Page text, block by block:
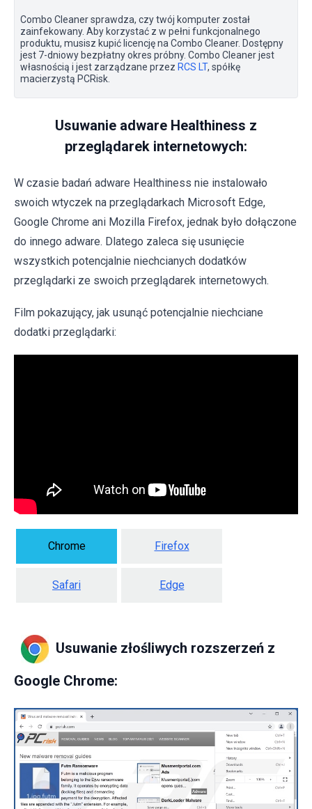
Combo Cleaner sprawdza, czy twój komputer został
zainfekowany. Aby korzystać z w pełni funkcjonalnego
produktu, musisz kupić licencję na Combo Cleaner. Dostępny
jest 7-dniowy bezpłatny okres próbny. Combo Cleaner jest
własnością i jest zarządzane przez RCS LT, spółkę
macierzystą PCRisk.
Usuwanie adware Healthiness z
przeglądarek internetowych:
W czasie badań adware Healthiness nie instalowało
swoich wtyczek na przeglądarkach Microsoft Edge,
Google Chrome ani Mozilla Firefox, jednak było dołączone
do innego adware. Dlatego zaleca się usunięcie
wszystkich potencjalnie niechcianych dodatków
przeglądarki ze swoich przeglądarek internetowych.
Film pokazujący, jak usunąć potencjalnie niechciane
dodatki przeglądarki:
Chrome Firefox
Safari Edge
Usuwanie złośliwych rozszerzeń z
Google Chrome: